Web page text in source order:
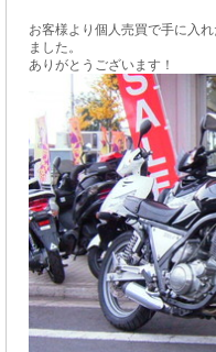
お客様より個人売買で手に入
ました。
ありがとうございます！